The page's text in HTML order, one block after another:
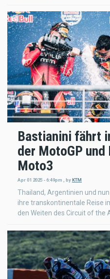
Bastianini fährt
der MotoGP und
Moto3
Apr 01 2025 - 6:49pm byKTM
Thailand, Argentinien und
ihre transkontinentale Reise
den Weiten des Circuit of the